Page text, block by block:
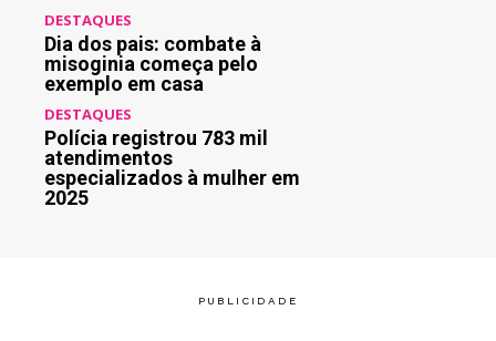
DESTAQUES
Dia dos pais: combate à
misoginia começa pelo
exemplo em casa
DESTAQUES
Polícia registrou 783 mil
atendimentos
especializados à mulher em
2025